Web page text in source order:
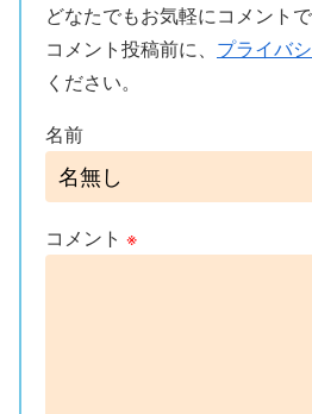
どなたでもお気軽にコメントで
コメント投稿前に、 プライバ
ください。
名前
コメント ※